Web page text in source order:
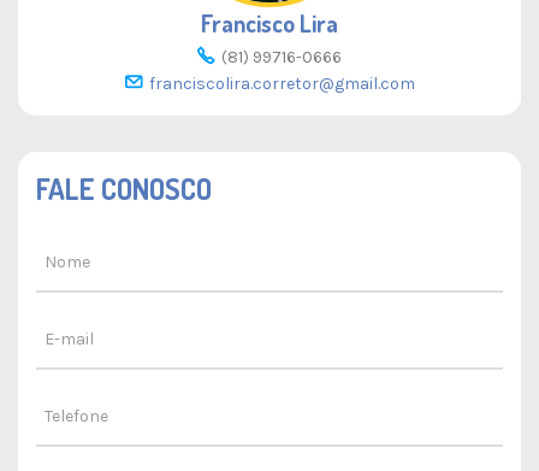
Francisco Lira
(81) 99716-0666
franciscolira.corretor@gmail.com
FALE CONOSCO